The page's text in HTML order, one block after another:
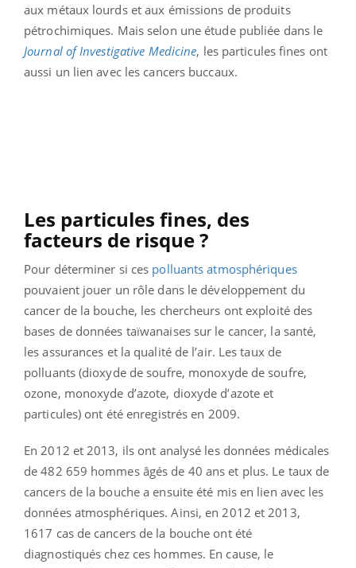
aux métaux lourds et aux émissions de produits
pétrochimiques. Mais selon une étude publiée dans le
Journal of Investigative Medicine, les particules fines ont
aussi un lien avec les cancers buccaux.
Les particules fines, des
facteurs de risque ?
Pour déterminer si ces polluants atmosphériques
pouvaient jouer un rôle dans le développement du
cancer de la bouche, les chercheurs ont exploité des
bases de données taïwanaises sur le cancer, la santé,
les assurances et la qualité de l’air. Les taux de
polluants (dioxyde de soufre, monoxyde de soufre,
ozone, monoxyde d’azote, dioxyde d’azote et
particules) ont été enregistrés en 2009.
En 2012 et 2013, ils ont analysé les données médicales
de 482 659 hommes âgés de 40 ans et plus. Le taux de
cancers de la bouche a ensuite été mis en lien avec les
données atmosphériques. Ainsi, en 2012 et 2013,
1617 cas de cancers de la bouche ont été
diagnostiqués chez ces hommes. En cause, le